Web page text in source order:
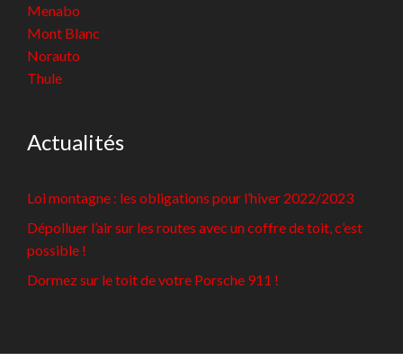
Menabo
Mont Blanc
Norauto
Thule
Actualités
Loi montagne : les obligations pour l’hiver 2022/2023
Dépolluer l’air sur les routes avec un coffre de toit, c’est
possible !
Dormez sur le toit de votre Porsche 911 !